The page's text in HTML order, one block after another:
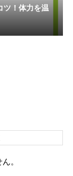
ツ！体力を温
。